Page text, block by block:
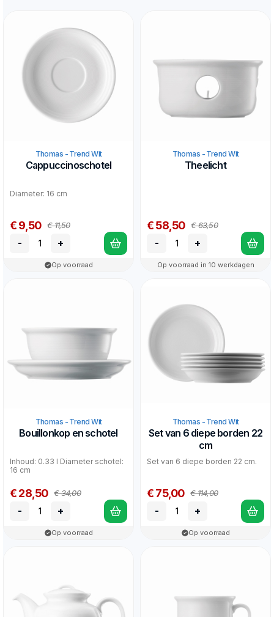
Thomas - Trend Wit
Cappuccinoschotel
Diameter: 16 cm
€ 9,50 € 11,50
- +
Op voorraad
Thomas - Trend Wit
Theelicht
€ 58,50 € 63,50
- +
Op voorraad in 10 werkdagen
Thomas - Trend Wit
Bouillonkop en schotel
Inhoud: 0.33 l Diameter schotel:
16 cm
€ 28,50 € 34,00
- +
Op voorraad
Thomas - Trend Wit
Set van 6 diepe borden 22
cm
Set van 6 diepe borden 22 cm.
€ 75,00 € 114,00
- +
Op voorraad